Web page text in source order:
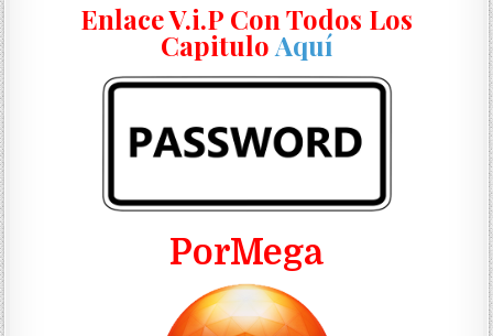
Enlace V.i.P Con Todos Los
CapituloAquí
PorMega